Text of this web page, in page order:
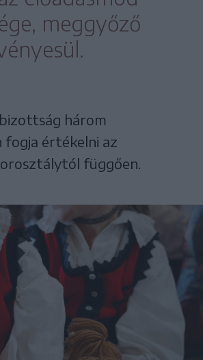
meggyőző
három
fogja értékelni az
függően.